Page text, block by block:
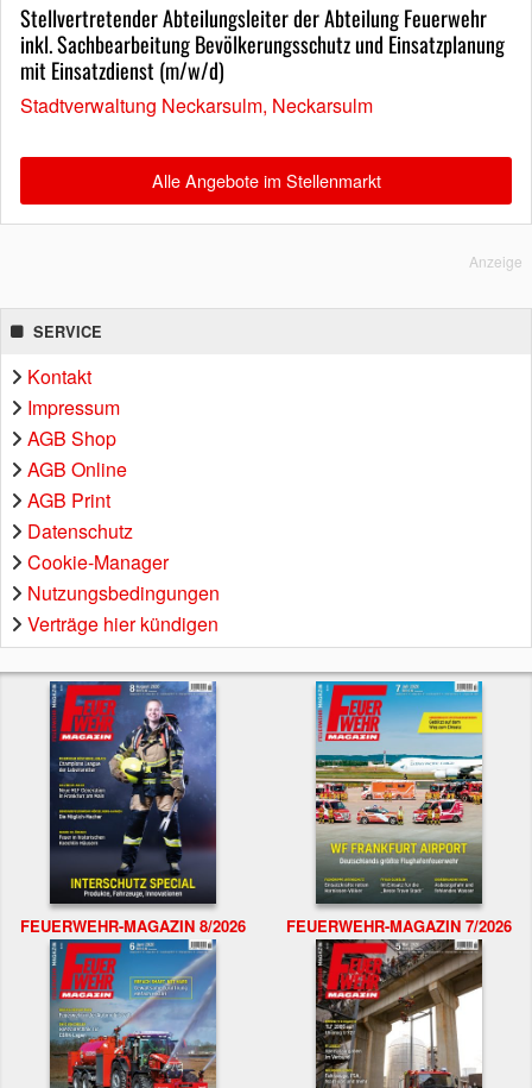
Stellvertretender Abteilungsleiter der Abteilung Feuerwehr
inkl. Sachbearbeitung Bevölkerungsschutz und Einsatzplanung
mit Einsatzdienst (m/w/d)
Stadtverwaltung Neckarsulm, Neckarsulm
Alle Angebote im Stellenmarkt
Anzeige
SERVICE
Kontakt
Impressum
AGB Shop
AGB Online
AGB Print
Datenschutz
Cookie-Manager
Nutzungsbedingungen
Verträge hier kündigen
FEUERWEHR-MAGAZIN 8/2026 FEUERWEHR-MAGAZIN 7/2026